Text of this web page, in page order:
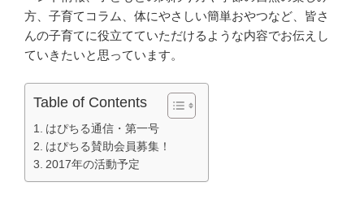
方、子育てコラム、体にやさしい簡単おやつなど、皆さ
んの子育てに役立てていただけるような内容でお伝えし
ていきたいと思っています。
Table of Contents
はぴちる通信・第一号
はぴちる賛助会員募集！
2017年の活動予定